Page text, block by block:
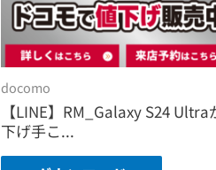
docomo
【LINE】RM_Galaxy S24 Ultra
下げ手こ...